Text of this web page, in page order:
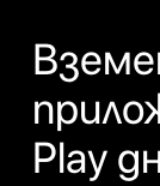
Play